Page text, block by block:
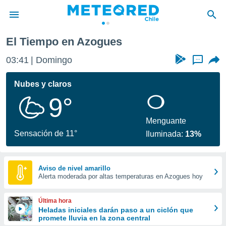
de
por
se
calidad.
a este
las
y
forma
digital
basada
El Tiempo en Azogues
03:41 Domingo ...
Nubes y claros
9°
Sensación de 11°
Menguante
Iluminada: 13%
Aviso de nivel amarillo
Alerta moderada por altas temperaturas en Azogues hoy
Última hora
Heladas iniciales darán paso a un ciclón que
promete lluvia en la zona central